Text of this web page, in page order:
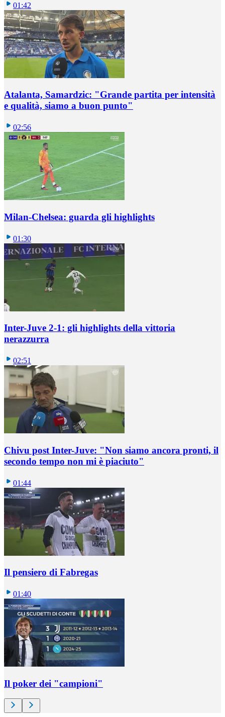
01:42
Atalanta, Samardzic: "Grande partita per intensità
e qualità, siamo a buon punto"
02:56
Milan-Chelsea: guarda gli highlights
01:30
Inter-Juve 2-1: gli highlights della vittoria
nerazzurra
02:51
Chivu post Inter-Juve: "Non siamo ancora pronti, il
secondo tempo non mi è piaciuto"
01:44
Il pensiero di Fabregas
01:40
Il poker dei "campioni"